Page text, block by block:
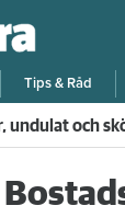
Tips & Råd
undulat och